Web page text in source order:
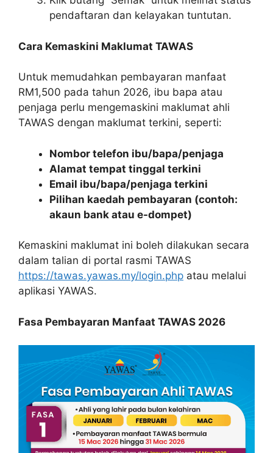
pendaftaran dan kelayakan tuntutan.
Cara Kemaskini Maklumat TAWAS
Untuk memudahkan pembayaran manfaat
RM1,500 pada tahun 2026, ibu bapa atau
penjaga perlu mengemaskini maklumat ahli
TAWAS dengan maklumat terkini, seperti:
Nombor telefon ibu/bapa/penjaga
Alamat tempat tinggal terkini
Email ibu/bapa/penjaga terkini
Pilihan kaedah pembayaran (contoh:
akaun bank atau e-dompet)
Kemaskini maklumat ini boleh dilakukan secara
dalam talian di portal rasmi TAWAS
https://tawas.yawas.my/login.php atau melalui
aplikasi YAWAS.
Fasa Pembayaran Manfaat TAWAS 2026